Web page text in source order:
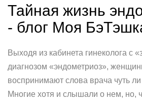
Тайная жизнь
- блог Моя
Выходя из кабинета гинеколога с
диагнозом «эндометриоз»,
воспринимают слова врача чуть ли
Многие хотя и слышали о нем, но,